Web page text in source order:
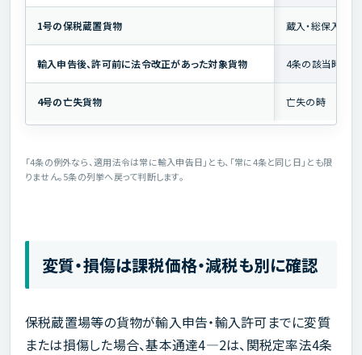
1号の保税蔵置貨物 蔵入・総保入承
輸入申告後、許可前に法令改正があった対象貨物 4条の該当時点
4号の亡失貨物 亡失の時
「4条の例外なら、適用法令は常に輸入申告日」とも、「常に4条と同じ日」とも限
りません。5条の列挙へ戻って判断します。
変質・損傷は課税価格・減税も別に確認
保税蔵置場等の貨物が輸入申告・輸入許可までに変質
または損傷した場合、基本通達4―2は、関税定率法4条